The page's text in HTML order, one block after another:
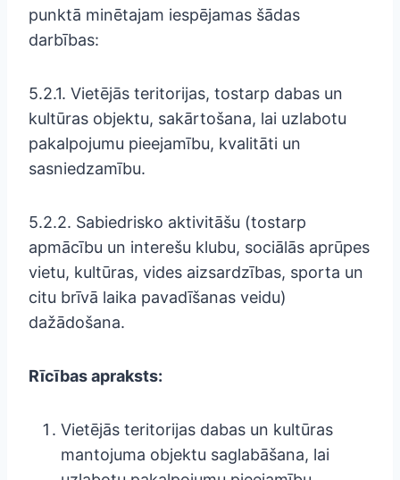
punktā minētajam iespējamas šādas
darbības:
5.2.1. Vietējās teritorijas, tostarp dabas un
kultūras objektu, sakārtošana, lai uzlabotu
pakalpojumu pieejamību, kvalitāti un
sasniedzamību.
5.2.2. Sabiedrisko aktivitāšu (tostarp
apmācību un interešu klubu, sociālās aprūpes
vietu, kultūras, vides aizsardzības, sporta un
citu brīvā laika pavadīšanas veidu)
dažādošana.
Rīcības apraksts:
Vietējās teritorijas dabas un kultūras
mantojuma objektu saglabāšana, lai